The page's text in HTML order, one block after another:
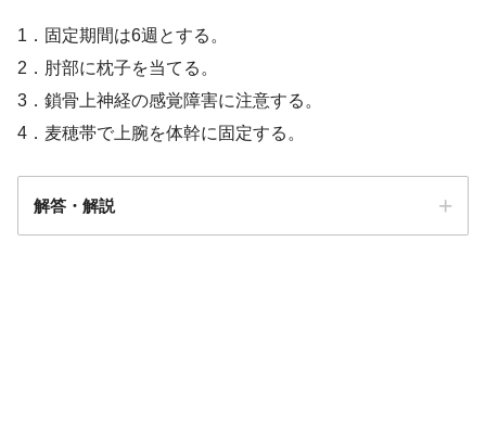
1．固定期間は6週とする。
2．肘部に枕子を当てる。
3．鎖骨上神経の感覚障害に注意する。
4．麦穂帯で上腕を体幹に固定する。
解答・解説